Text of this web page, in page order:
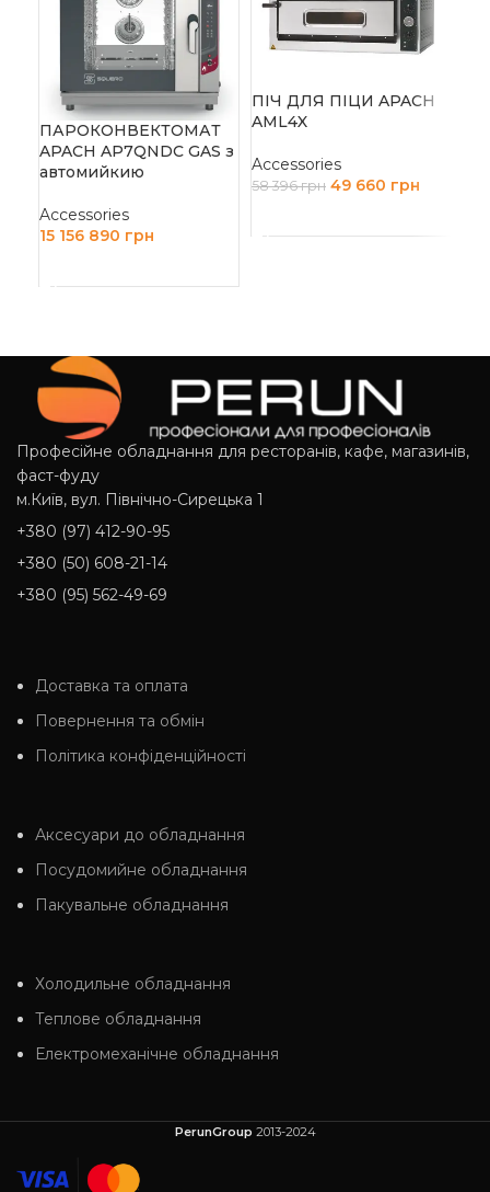
ПАРОКОНВЕКТОМАТ
APACH AP7QNDC GAS з
автомийкию
Accessories
15 156 890 грн
ПІЧ ДЛЯ ПІЦИ APACH
AML4X
Accessories
58 396грн 49 660 грн
Професійне обладнання для ресторанів, кафе, магазинів,
фаст-фуду
м.Київ, вул. Північно-Сирецька 1
+380 (97) 412-90-95
+380 (50) 608-21-14
+380 (95) 562-49-69
Доставка та оплата
Повернення та обмін
Політика конфіденційності
Аксесуари до обладнання
Посудомийне обладнання
Пакувальне обладнання
Холодильне обладнання
Теплове обладнання
Електромеханічне обладнання
PerunGroup 2013-2024